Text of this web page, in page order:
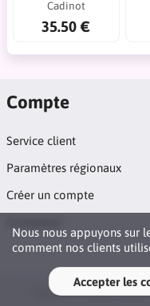
Cadinot
35.50 €
Nous nous appuyons sur
comment nos clients
Accepter les
Compte
Service client
Paramètres régionaux
Créer un compte
Copyright © 2026